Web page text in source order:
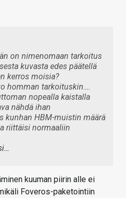
on nimenomaan tarkoitus
kuvasta edes päätellä
kerros moisia?
homman tarkoituskin….
nopealla kaistalla
nähdä ihan
kunhan HBM-muistin määrä
riittäisi normaaliin
kuuman piirin alle ei
Foveros-paketointiin